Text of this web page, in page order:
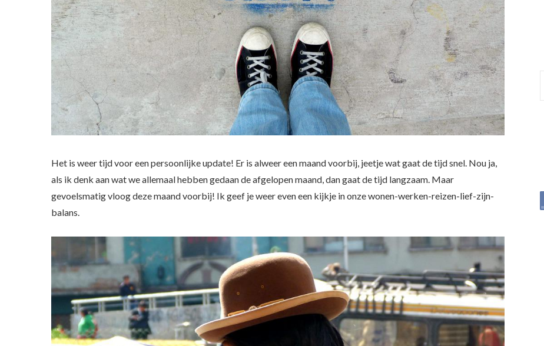
Het is weer tijd voor een persoonlijke update! Er is alweer een maand voorbij, jeetje wat gaat de tijd snel. Nou ja,
als ik denk aan wat we allemaal hebben gedaan de afgelopen maand, dan gaat de tijd langzaam. Maar
gevoelsmatig vloog deze maand voorbij! Ik geef je weer even een kijkje in onze wonen-werken-reizen-lief-zijn-
balans.